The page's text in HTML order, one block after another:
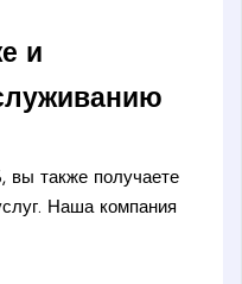
и
вы также получаете
Наша компания